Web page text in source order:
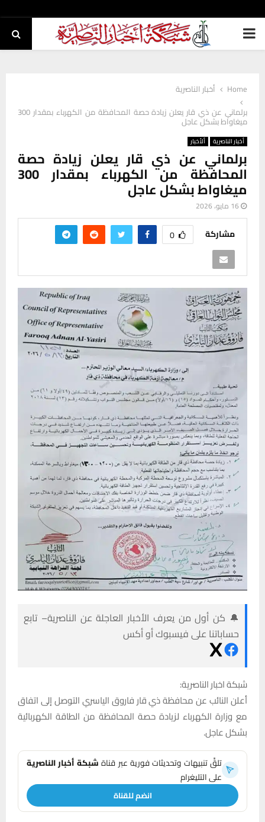
PRIMARY
Home
أخبار الناصرية
برلماني عن ذي قار يعلن زيادة حصة المحافظة من الكهرباء بمقدار 300
ميغاواط بشكل عاجل
أخبار الناصرية ألأخبار
برلماني عن ذي قار يعلن زيادة حصة
المحافظة من الكهرباء بمقدار 300
ميغاواط بشكل عاجل
16 مايو، 2026
مشاركة 0
🔔 كن أول من يعرف الأخبار العاجلة عن الناصرية– تابع
حساباتنا على فيسبوك أو أكس
شبكة اخبار الناصرية:
أعلن النائب عن محافظة ذي قار فاروق الياسري التوصل إلى اتفاق
مع وزارة الكهرباء لزيادة حصة المحافظة من الطاقة الكهربائية
بشكل عاجل.
تلقَّ تنبيهات وتحديثات فورية عبر قناةشبكة أخبار الناصرية
على التليغرام
انضم للقناة